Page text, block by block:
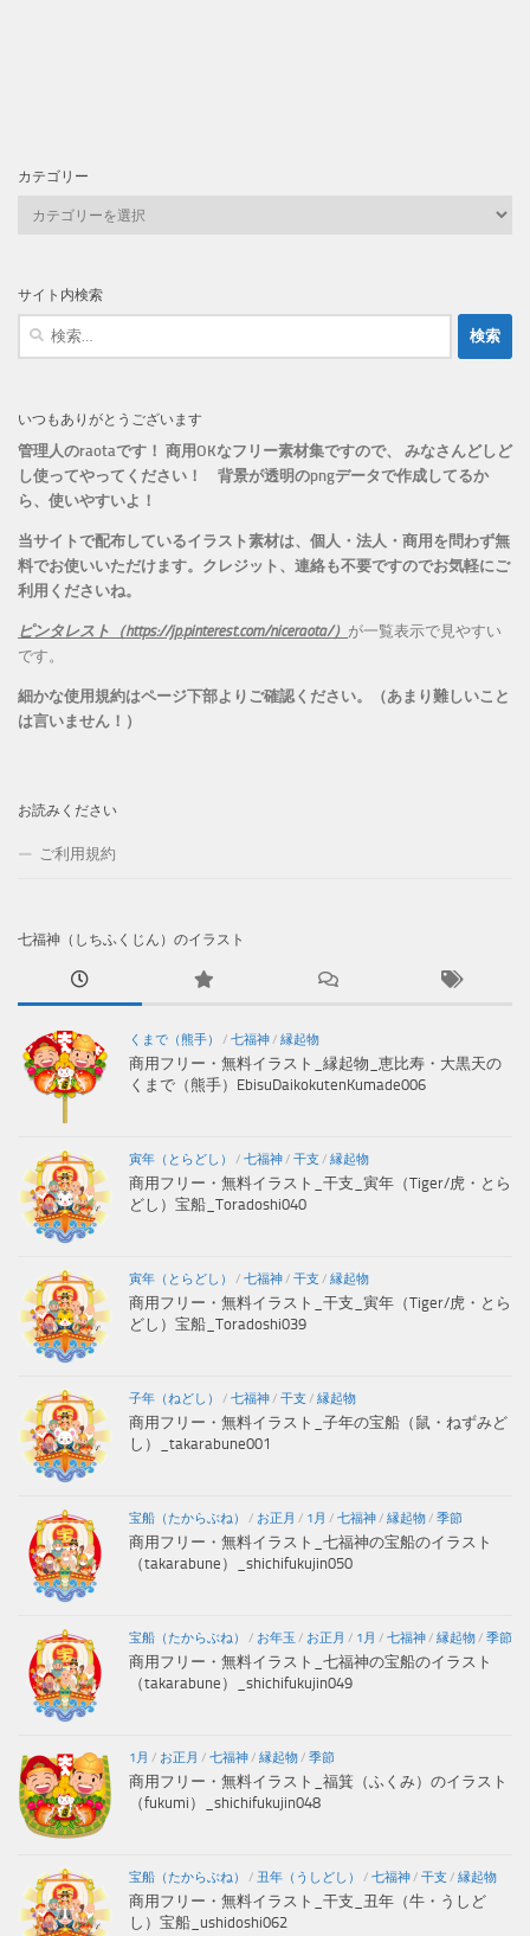
カテゴリー
ー
サイト内検索
いつもありがとうございます
管理人のraotaです！ 商用OKなフリー素材集ですので、 みなさんどしど
し使ってやってください！ 背景が透明のpngデータで作成してるか
ら、 使いやすいよ！
当サイトで配布しているイラスト素材は、個人・法人・商用を問わず無
料でお使いいただけます。 クレジット、連絡も不要ですのでお気軽にご
利用くださいね。
ピンタレスト（https://jp.pinterest.com/niceraota/） が一覧表示で見やすい
です。
細かな使用規約はページ下部よりご確認ください。（あまり難しいこと
は言いません！）
お読みください
ご利用規約
七福神（しちふくじん）のイラスト
くまで（熊手） / 七福神 / 縁起物
商用フリー・無料イラスト_縁起物_恵比寿・大黒天の
くまで（熊手）EbisuDaikokutenKumade006
寅年（とらどし） / 七福神 / 干支 / 縁起物
商用フリー・無料イラスト_干支_寅年（Tiger/虎・とら
どし）宝船_Toradoshi040
寅年（とらどし） / 七福神 / 干支 / 縁起物
商用フリー・無料イラスト_干支_寅年（Tiger/虎・とら
どし）宝船_Toradoshi039
子年（ねどし） / 七福神 / 干支 / 縁起物
商用フリー・無料イラスト_子年の宝船（鼠・ねずみど
し）_takarabune001
宝船（たからぶね） / お正月 / 1月 / 七福神 / 縁起物 / 季節
商用フリー・無料イラスト_七福神の宝船のイラスト
（takarabune）_shichifukujin050
宝船（たからぶね） / お年玉 / お正月 / 1月 / 七福神 / 縁起物 / 季節
商用フリー・無料イラスト_七福神の宝船のイラスト
（takarabune）_shichifukujin049
1月 / お正月 / 七福神 / 縁起物 / 季節
商用フリー・無料イラスト_福箕（ふくみ）のイラスト
（fukumi）_shichifukujin048
宝船（たからぶね） / 丑年（うしどし） / 七福神 / 干支 / 縁起物
商用フリー・無料イラスト_干支_丑年（牛・うしど
し）宝船_ushidoshi062